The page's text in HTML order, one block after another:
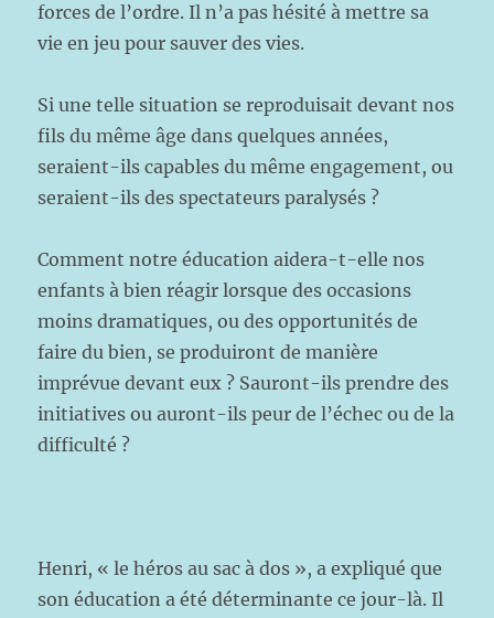
forces de l’ordre. Il n’a pas hésité à mettre sa
vie en jeu pour sauver des vies.
Si une telle situation se reproduisait devant nos
fils du même âge dans quelques années,
seraient-ils capables du même engagement, ou
seraient-ils des spectateurs paralysés ?
Comment notre éducation aidera-t-elle nos
enfants à bien réagir lorsque des occasions
moins dramatiques, ou des opportunités de
faire du bien, se produiront de manière
imprévue devant eux ? Sauront-ils prendre des
initiatives ou auront-ils peur de l’échec ou de la
difficulté ?
Henri, « le héros au sac à dos », a expliqué que
son éducation a été déterminante ce jour-là. Il